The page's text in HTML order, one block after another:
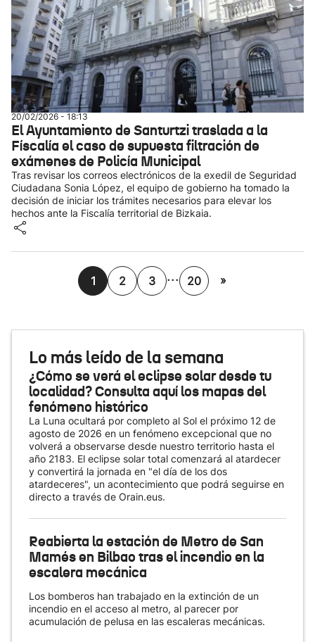
20/02/2026 - 18:13
El Ayuntamiento de Santurtzi traslada a la
Físcalía el caso de supuesta filtración de
exámenes de Policía Municipal
Tras revisar los correos electrónicos de la exedil de Seguridad
Ciudadana Sonia López, el equipo de gobierno ha tomado la
decisión de iniciar los trámites necesarios para elevar los
hechos ante la Fiscalía territorial de Bizkaia.
1 2 3 ... 20 »
Lo más leído de la semana
¿Cómo se verá el eclipse solar desde tu
localidad? Consulta aquí los mapas del
fenómeno histórico
La Luna ocultará por completo al Sol el próximo 12 de
agosto de 2026 en un fenómeno excepcional que no
volverá a observarse desde nuestro territorio hasta el
año 2183. El eclipse solar total comenzará al atardecer
y convertirá la jornada en "el día de los dos
atardeceres", un acontecimiento que podrá seguirse en
directo a través de Orain.eus.
Reabierta la estación de Metro de San
Mamés en Bilbao tras el incendio en la
escalera mecánica
Los bomberos han trabajado en la extinción de un
incendio en el acceso al metro, al parecer por
acumulación de pelusa en las escaleras mecánicas.